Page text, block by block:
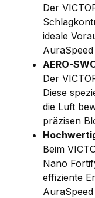
Der
ideale
AERO-
Der
Diese
die Luft
präzisen
Beim
Nano
effiziente